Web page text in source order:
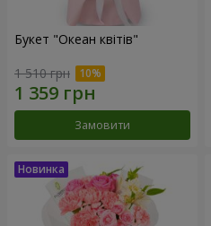
Букет "Океан квітів"
1 510 грн
Замовити